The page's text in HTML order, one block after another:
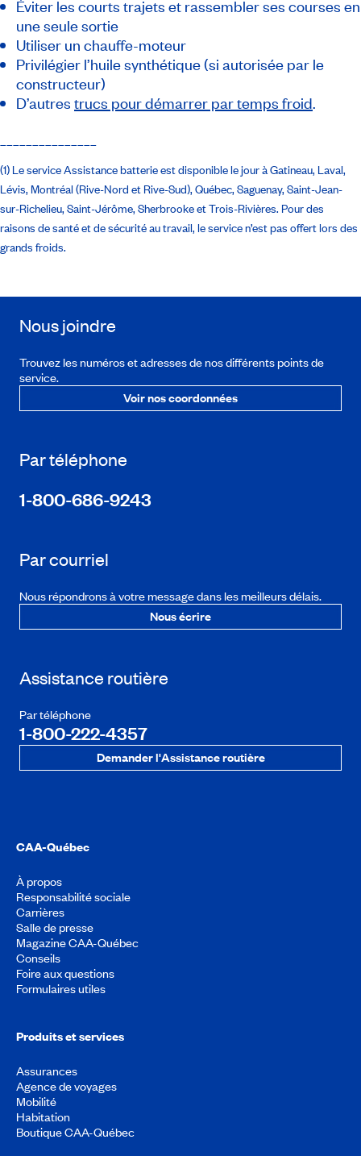
Éviter les courts trajets et rassembler ses courses en
une seule sortie
Utiliser un chauffe-moteur
Privilégier l’huile synthétique (si autorisée par le
constructeur)
D’autres trucs pour démarrer par temps froid.
(1) Le service Assistance batterie est disponible le jour à Gatineau, Laval,
Lévis, Montréal (Rive-Nord et Rive-Sud), Québec, Saguenay, Saint-Jean-
sur-Richelieu, Saint-Jérôme, Sherbrooke et Trois-Rivières. Pour des
raisons de santé et de sécurité au travail, le service n’est pas offert lors des
grands froids.
Nous joindre
Trouvez les numéros et adresses de nos différents points de
service.
Voir nos coordonnées
Par téléphone
1-800-686-9243
Par courriel
Nous répondrons à votre message dans les meilleurs délais.
Nous écrire
Assistance routière
Par téléphone
1-800-222-4357
Demander l'Assistance routière
CAA-Québec
À propos
Responsabilité sociale
Carrières
Salle de presse
Magazine CAA-Québec
Conseils
Foire aux questions
Formulaires utiles
Produits et services
Assurances
Agence de voyages
Mobilité
Habitation
Boutique CAA-Québec